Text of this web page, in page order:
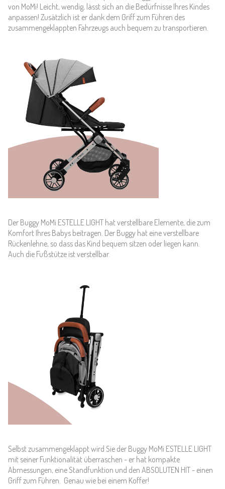
von MoMi! Leicht, wendig, lässt sich an die Bedürfnisse Ihres Kindes
anpassen! Zusätzlich ist er dank dem Griff zum Führen des
zusammengeklappten Fahrzeugs auch bequem zu transportieren.
Der Buggy MoMi ESTELLE LIGHT hat verstellbare Elemente, die zum
Komfort Ihres Babys beitragen. Der Buggy hat eine verstellbare
Rückenlehne, so dass das Kind bequem sitzen oder liegen kann.
Auch die Fußstütze ist verstellbar.
Selbst zusammengeklappt wird Sie der Buggy MoMi ESTELLE LIGHT
mit seiner Funktionalität überraschen - er hat kompakte
Abmessungen, eine Standfunktion und den ABSOLUTEN HIT - einen
Griff zum Führen. Genau wie bei einem Koffer!